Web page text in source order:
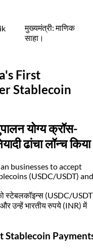
मुख्यमंत्री: माणिक
साहा।
First
Stablecoin
योग्य क्रॉस-
ढांचा लॉन्च किया
businesses to accept
(USDC/USDT) and
को स्टेबलकॉइन्स (USDC/
उन्हें भारतीय रुपये (INR) में
Stablecoin